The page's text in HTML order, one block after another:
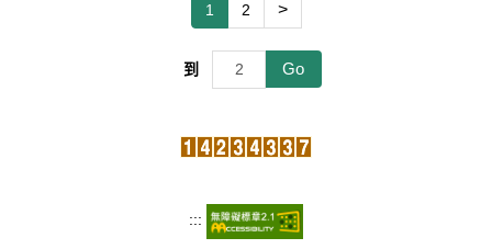
1 2 >
到 Go
:::